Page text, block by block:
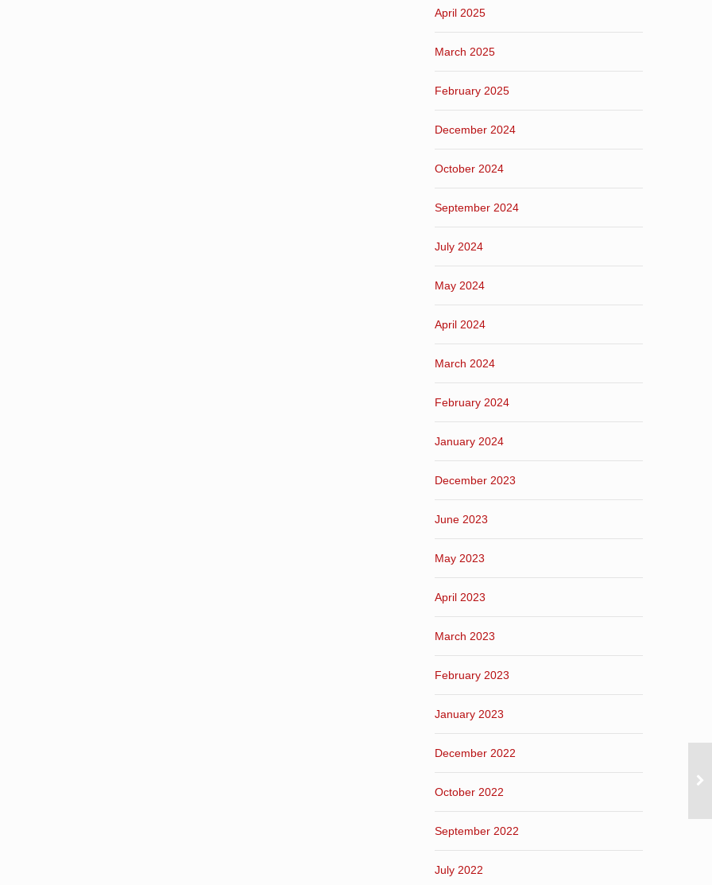
April 2025
March 2025
February 2025
December 2024
October 2024
September 2024
July 2024
May 2024
April 2024
March 2024
February 2024
January 2024
December 2023
June 2023
May 2023
April 2023
March 2023
February 2023
January 2023
December 2022
October 2022
September 2022
July 2022